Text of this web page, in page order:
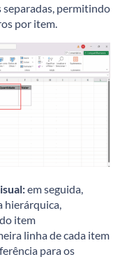
separadas, permitindo
por item.
em seguida,
hierárquica,
item
linha de cada item
para os